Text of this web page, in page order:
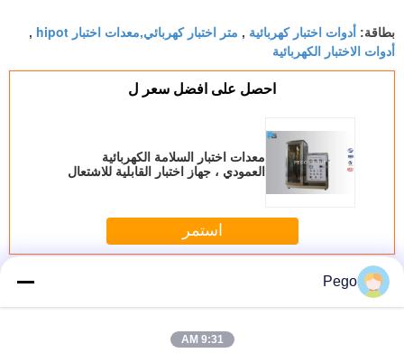
بطاقة: أدوات اختبار كهربائية , متر اختبار كهربائي,معدات اختبار hipot ,
أدوات الاختبار الكهربائية
احصل على افضل سعر ل
معدات اختبار السلامة الكهربائية
العمودي ، جهاز اختبار القابلية للاشتعال
استمر
أكثر كهربائيّ أمان معدات الاختبار
Pego
9:31 AM